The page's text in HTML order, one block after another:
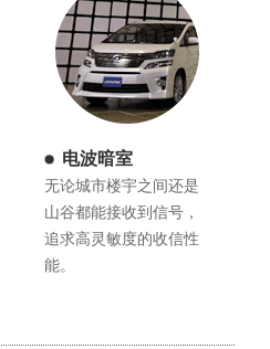
电波暗室
无论城市楼宇之间还是
山谷都能接收到信号，
追求高灵敏度的收信性
能。